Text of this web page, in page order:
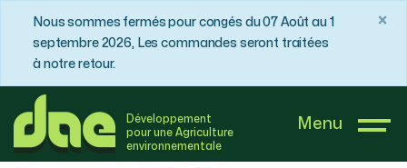
Nous sommes fermés pour congés du 07 Août au 1
septembre 2026, Les commandes seront traitées
à notre retour.
×
Développement
pour une Agriculture
environnementale
Menu
DAE France Boutique Pyrale Maïs